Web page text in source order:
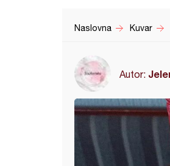
Naslovna Kuvar
Autor: